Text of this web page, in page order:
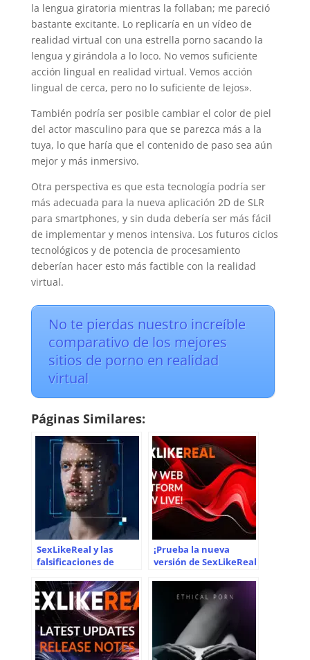
la lengua giratoria mientras la follaban; me pareció
bastante excitante. Lo replicaría en un vídeo de
realidad virtual con una estrella porno sacando la
lengua y girándola a lo loco. No vemos suficiente
acción lingual en realidad virtual. Vemos acción
lingual de cerca, pero no lo suficiente de lejos».
También podría ser posible cambiar el color de piel
del actor masculino para que se parezca más a la
tuya, lo que haría que el contenido de paso sea aún
mejor y más inmersivo.
Otra perspectiva es que esta tecnología podría ser
más adecuada para la nueva aplicación 2D de SLR
para smartphones, y sin duda debería ser más fácil
de implementar y menos intensiva. Los futuros ciclos
tecnológicos y de potencia de procesamiento
deberían hacer esto más factible con la realidad
virtual.
No te pierdas nuestro increíble
comparativo de los mejores
sitios de porno en realidad
virtual
Páginas Similares:
SexLikeReal y las
falsificaciones de
aclarando el
panorama
¡Prueba la nueva
versión de SexLikeReal